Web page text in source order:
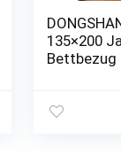
135×200
Bettbezug